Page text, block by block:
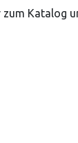
zum Katalog